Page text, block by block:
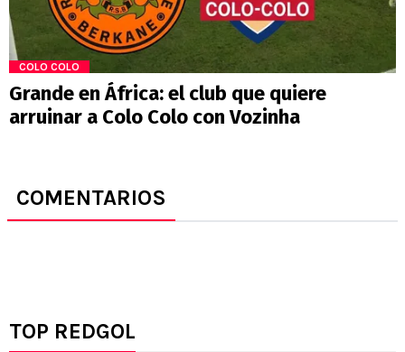
COLO COLO
Grande en África: el club que quiere
arruinar a Colo Colo con Vozinha
COMENTARIOS
TOP REDGOL